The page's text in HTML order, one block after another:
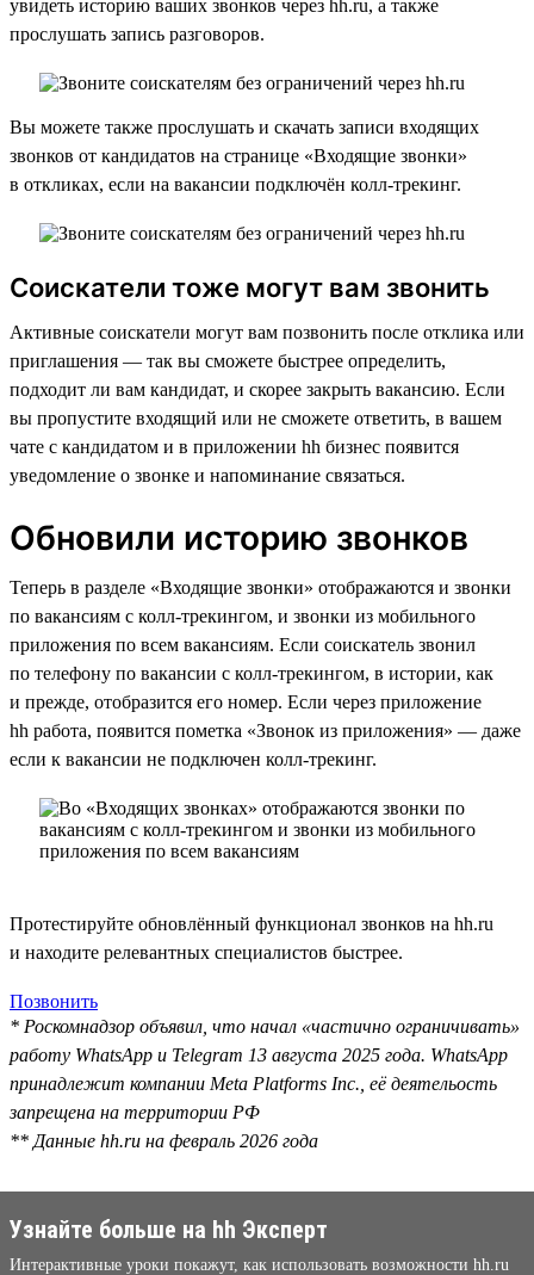
увидеть историю ваших звонков через hh.ru, а также
прослушать запись разговоров.
Вы можете также прослушать и скачать записи входящих
звонков от кандидатов на странице «Входящие звонки»
в откликах, если на вакансии подключён колл-трекинг.
Соискатели тоже могут вам звонить
Активные соискатели могут вам позвонить после отклика или
приглашения — так вы сможете быстрее определить,
подходит ли вам кандидат, и скорее закрыть вакансию. Если
вы пропустите входящий или не сможете ответить, в вашем
чате с кандидатом и в приложении hh бизнес появится
уведомление о звонке и напоминание связаться.
Обновили историю звонков
Теперь в разделе «Входящие звонки» отображаются и звонки
по вакансиям с колл-трекингом, и звонки из мобильного
приложения по всем вакансиям. Если соискатель звонил
по телефону по вакансии с колл-трекингом, в истории, как
и прежде, отобразится его номер. Если через приложение
hh работа, появится пометка «Звонок из приложения» — даже
если к вакансии не подключен колл-трекинг.
Протестируйте обновлённый функционал звонков на hh.ru
и находите релевантных специалистов быстрее.
Позвонить
* Роскомнадзор объявил, что начал «частично ограничивать»
работу WhatsApp и Telegram 13 августа 2025 года. WhatsApp
принадлежит компании Meta Platforms Inc., её деятельость
запрещена на территории РФ
** Данные hh.ru на февраль 2026 года
Узнайте больше на hh Эксперт
Интерактивные уроки покажут, как использовать возможности hh.ru